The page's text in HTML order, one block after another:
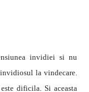
invidiei si nu
la vindecare.
dificila. Si aceasta